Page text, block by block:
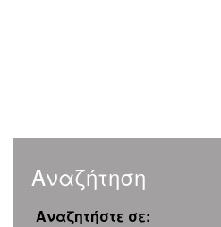
Αναζήτηση
Αναζητήστε σε: